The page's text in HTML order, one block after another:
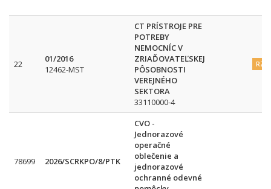
22
01/2016
12462-MST
CT PRÍSTROJE PRE
POTREBY
NEMOCNÍC V
ZRIAĎOVATEĽSKEJ
PÔSOBNOSTI
VEREJNÉHO
SEKTORA
33110000-4
RZ
78699 2026/SCRKPO/8/PTK
CVO -
Jednorazové
operačné
oblečenie a
jednorazové
ochranné odevné